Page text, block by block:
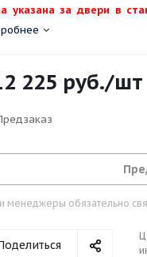
указана за двери в
стандартного цвета.
225 руб./шт
менеджеры обязательно